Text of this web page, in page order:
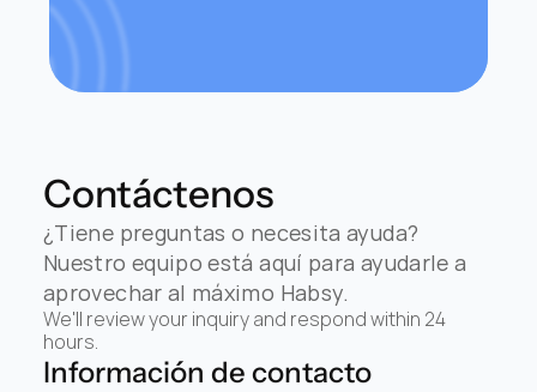
Contáctenos
¿Tiene preguntas o necesita ayuda?
Nuestro equipo está aquí para ayudarle a
aprovechar al máximo Habsy.
We'll review your inquiry and respond within 24
hours.
Información de contacto